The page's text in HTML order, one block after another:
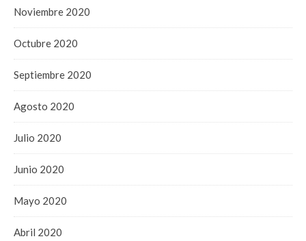
Noviembre 2020
Octubre 2020
Septiembre 2020
Agosto 2020
Julio 2020
Junio 2020
Mayo 2020
Abril 2020